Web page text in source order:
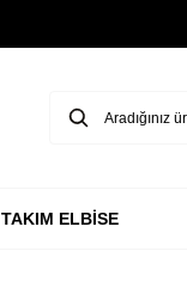
TAKIM ELBİSE